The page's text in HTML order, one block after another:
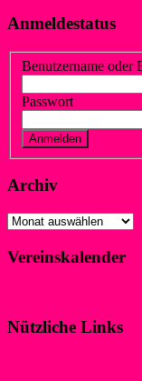
Anmeldestatus
Benutzername oder
Passwort
Archiv
Archiv
Vereinskalender
Nützliche Links